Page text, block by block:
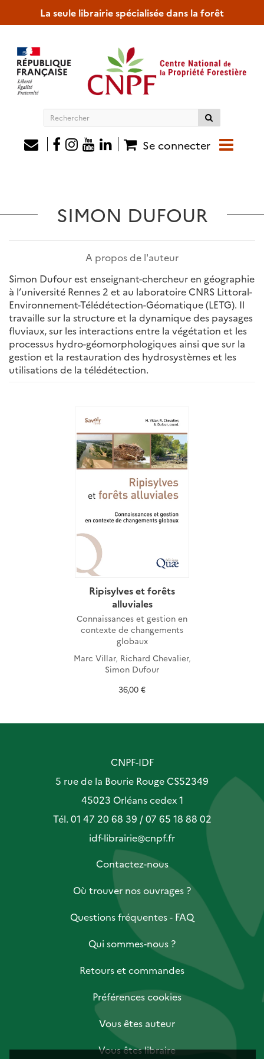
La seule librairie spécialisée dans la forêt
Rechercher
siteSe connecter
SIMON DUFOUR
A propos de l'auteur
Simon Dufour est enseignant-chercheur en géographie
à l’université Rennes 2 et au laboratoire CNRS Littoral-
Environnement-Télédétection-Géomatique (LETG). Il
travaille sur la structure et la dynamique des paysages
fluviaux, sur les interactions entre la végétation et les
processus hydro-géomorphologiques ainsi que sur la
gestion et la restauration des hydrosystèmes et les
utilisations de la télédétection.
Ripisylves et forêts
alluviales
Connaissances et gestion en
contexte de changements
globaux
Marc Villar, Richard Chevalier,
Simon Dufour
36,00 €
CNPF-IDF
5 rue de la Bourie Rouge CS52349
45023 Orléans cedex 1
Tél. 01 47 20 68 39 / 07 65 18 88 02
idf-librairie@cnpf.fr
Contactez-nous
Où trouver nos ouvrages ?
Questions fréquentes - FAQ
Qui sommes-nous ?
Retours et commandes
Préférences cookies
Vous êtes auteur
Vous êtes libraire